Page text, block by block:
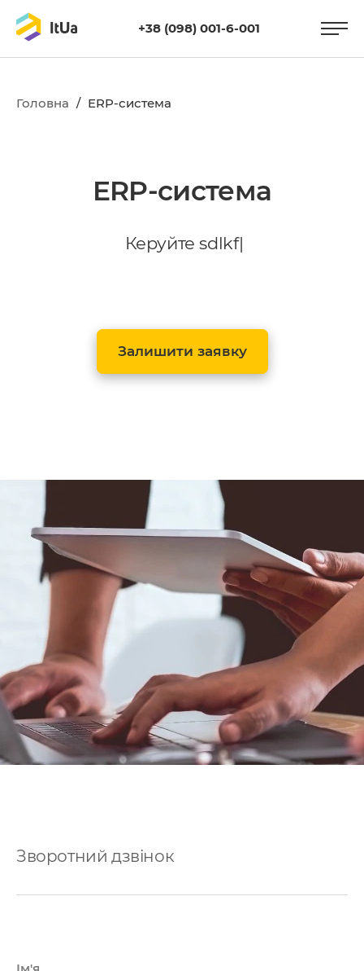
+38 (098) 001-6-001
Головна / ERP-система
ERP-система
Керуй те |
Залишити заявку
Зворотний дзвінок